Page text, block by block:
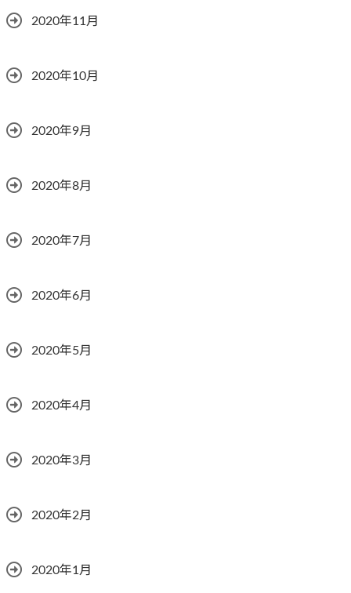
2020年11月
2020年10月
2020年9月
2020年8月
2020年7月
2020年6月
2020年5月
2020年4月
2020年3月
2020年2月
2020年1月